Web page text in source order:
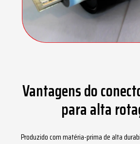
Vantagens do
para alta
Produzido com matéria-prima de alta